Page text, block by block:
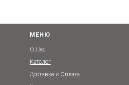
МЕНЮ
О Нас
Каталог
Доставка и Оплата